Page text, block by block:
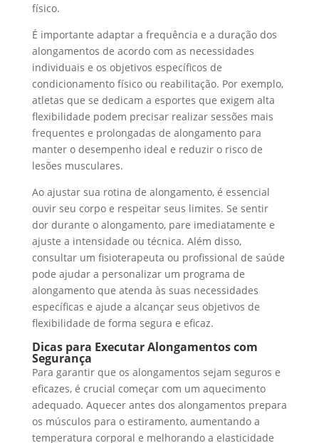
físico.
É importante adaptar a frequência e a duração dos
alongamentos de acordo com as necessidades
individuais e os objetivos específicos de
condicionamento físico ou reabilitação. Por exemplo,
atletas que se dedicam a esportes que exigem alta
flexibilidade podem precisar realizar sessões mais
frequentes e prolongadas de alongamento para
manter o desempenho ideal e reduzir o risco de
lesões musculares.
Ao ajustar sua rotina de alongamento, é essencial
ouvir seu corpo e respeitar seus limites. Se sentir
dor durante o alongamento, pare imediatamente e
ajuste a intensidade ou técnica. Além disso,
consultar um fisioterapeuta ou profissional de saúde
pode ajudar a personalizar um programa de
alongamento que atenda às suas necessidades
específicas e ajude a alcançar seus objetivos de
flexibilidade de forma segura e eficaz.
Dicas para Executar Alongamentos com
Segurança
Para garantir que os alongamentos sejam seguros e
eficazes, é crucial começar com um aquecimento
adequado. Aquecer antes dos alongamentos prepara
os músculos para o estiramento, aumentando a
temperatura corporal e melhorando a elasticidade